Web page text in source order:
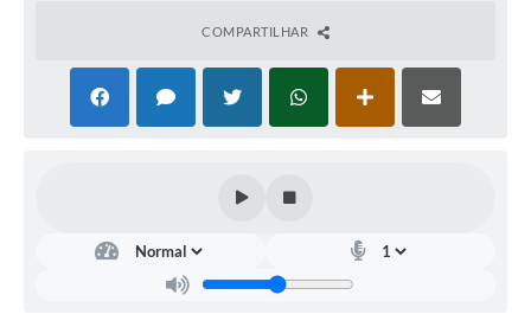
Perguntas e respostas frequentes
COMPARTILHAR